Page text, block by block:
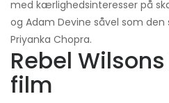
med kærlighedsinteresser på
og Adam Devine såvel som den
Priyanka Chopra.
Rebel
film